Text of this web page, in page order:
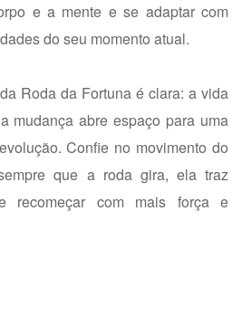
e a mente e se adaptar com
do seu momento atual.
Roda da Fortuna é clara: a vida
mudança abre espaço para uma
Confie no movimento do
que a roda gira, ela traz
recomeçar com mais força e